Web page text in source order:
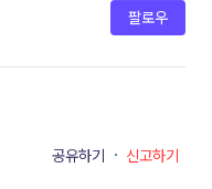
팔로우
공유하기 · 신고하기